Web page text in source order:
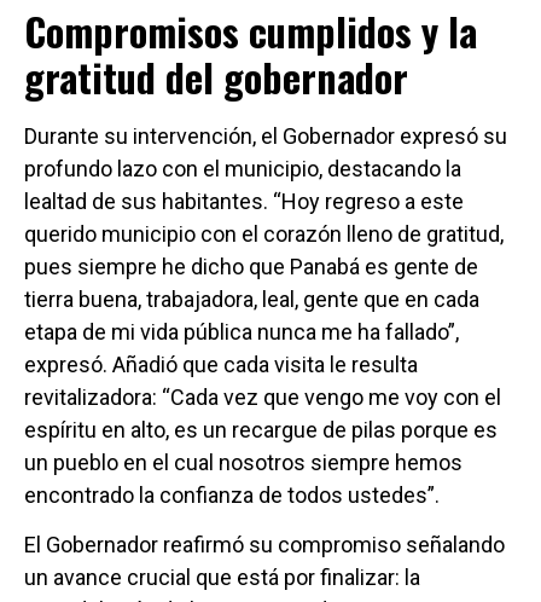
Compromisos cumplidos y la
gratitud del gobernador
Durante su intervención, el Gobernador expresó su
profundo lazo con el municipio, destacando la
lealtad de sus habitantes. “Hoy regreso a este
querido municipio con el corazón lleno de gratitud,
pues siempre he dicho que Panabá es gente de
tierra buena, trabajadora, leal, gente que en cada
etapa de mi vida pública nunca me ha fallado”,
expresó. Añadió que cada visita le resulta
revitalizadora: “Cada vez que vengo me voy con el
espíritu en alto, es un recargue de pilas porque es
un pueblo en el cual nosotros siempre hemos
encontrado la confianza de todos ustedes”.
El Gobernador reafirmó su compromiso señalando
un avance crucial que está por finalizar: la